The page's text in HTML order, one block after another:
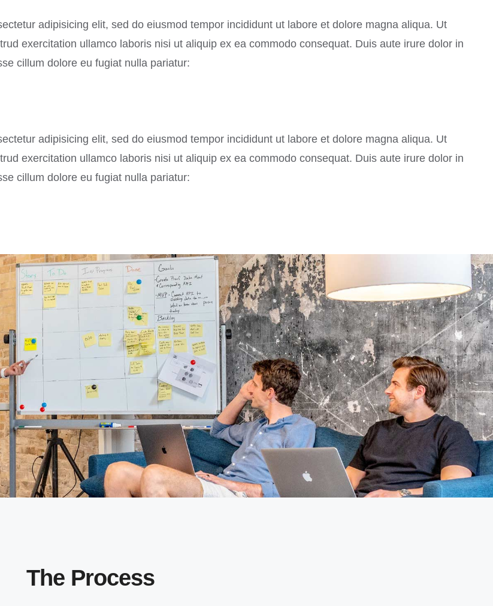
adipisicing elit, sed do eiusmod tempor incididunt ut labore et dolore magna aliqua. Ut
exercitation ullamco laboris nisi ut aliquip ex ea commodo consequat. Duis aute irure dolor in
cillum dolore eu fugiat nulla pariatur:
adipisicing elit, sed do eiusmod tempor incididunt ut labore et dolore magna aliqua. Ut
exercitation ullamco laboris nisi ut aliquip ex ea commodo consequat. Duis aute irure dolor in
cillum dolore eu fugiat nulla pariatur:
The Process